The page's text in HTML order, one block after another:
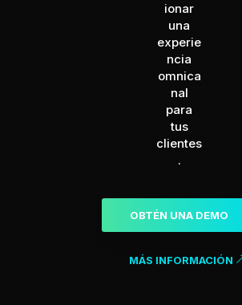
ionar
una
experie
ncia
omnica
nal
para
tus
clientes
.
OBTÉN UNA DEMO
MÁS INFORMACIÓN